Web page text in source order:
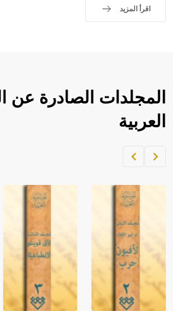
اقرأ المزيد
المجلدات الصادرة عن
العربية